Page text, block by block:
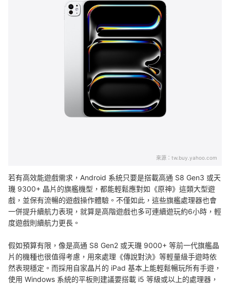
來源： tw.buy.yahoo.com
若有高效能遊戲需求，Android 系統只要是搭載高通 S8 Gen3 或天
璣 9300+ 晶片的旗艦機型，都能輕鬆應對如《原神》這類大型遊
戲， 並保有流暢的遊戲操作體驗 。不僅如此，這些旗艦處理器也會
一併提升續航力表現，就算是高階遊戲也多可連續遊玩約6小時，輕
度遊戲則續航力更長。
假如預算有限，像是高通 S8 Gen2 或天璣 9000+ 等前一代旗艦晶
片的機種也很值得考慮，用來處理《傳說對決》等輕量級手遊時依
然表現穩定。而採用自家晶片的 iPad 基本上能輕鬆暢玩所有手遊，
使用 Windows 系統的平板則建議要搭載 i5 等級或以上的處理器，